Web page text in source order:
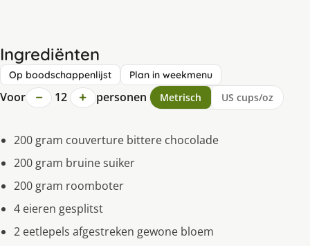
Ingrediënten
Op boodschappenlijst Plan in weekmenu
Voor − 12 + personen Metrisch US cups/oz
200 gram couverture bittere chocolade
200 gram bruine suiker
200 gram roomboter
4 eieren gesplitst
2 eetlepels afgestreken gewone bloem